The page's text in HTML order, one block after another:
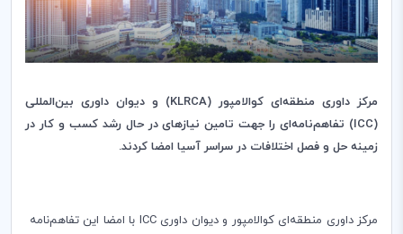
مرکز داوری منطقه‌ای کوالامپور (KLRCA) و دیوان داوری بین‌­المللی
(
ICC
) تفاهم‌نامه‌‌ای را جهت تامین نیازهای در حال رشد کسب و کار در
زمینه حل و فصل اختلافات در سراسر آسیا امضا کردند.
مرکز داوری منطقه‌ای کوالامپور و دیوان داوریICC با امضا این تفاهم‌نامه